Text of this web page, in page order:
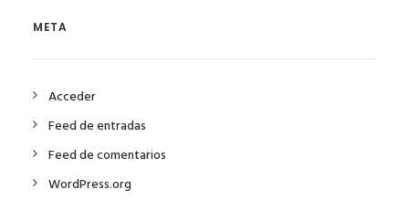
META
Acceder
Feed de entradas
Feed de comentarios
WordPress.org